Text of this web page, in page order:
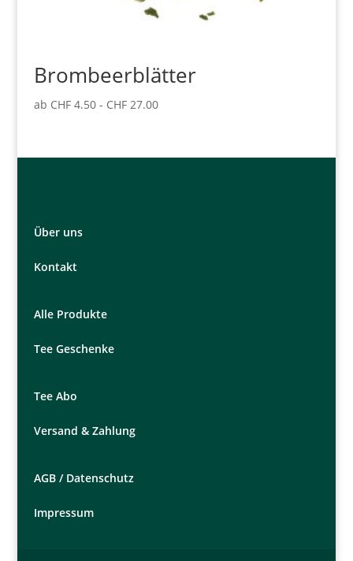
Brombeerblätter
ab CHF4.50- CHF27.00
Über uns
Kontakt
Alle Produkte
Tee Geschenke
Tee Abo
Versand & Zahlung
AGB / Datenschutz
Impressum